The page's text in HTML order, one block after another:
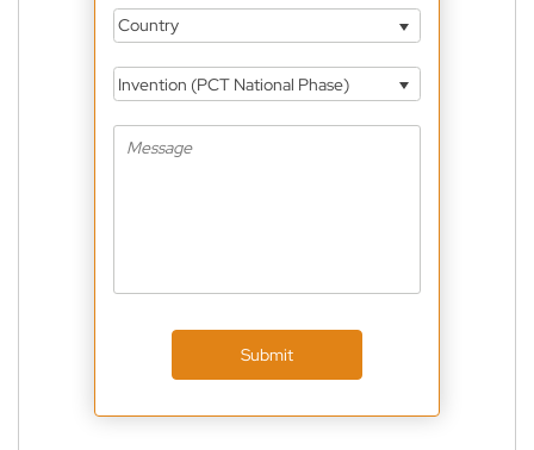
Country
Invention (PCT National Phase)
Submit